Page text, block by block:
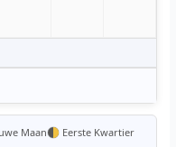
Maan
Eerste Kwartier